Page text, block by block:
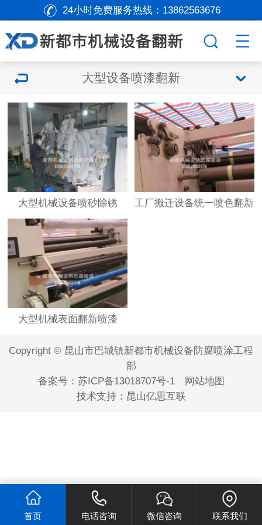
24小时免费服务热线： 13862563676
大型设备喷漆翻新
大型机械设备喷砂除锈 工厂搬迁设备统一喷色翻新
大型机械表面翻新喷漆
Copyright © 昆山市巴城镇新都市机械设备防腐喷涂工程
部
备案号： 苏ICP备13018707号-1
网站地图
技术支持： 昆山亿思互联
首页 电话咨询 微信咨询 联系我们